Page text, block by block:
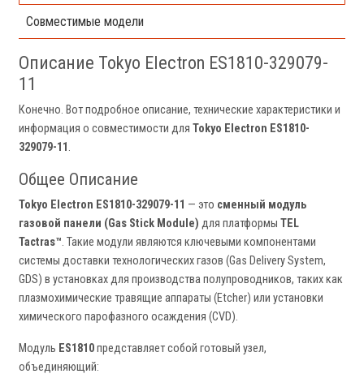
Совместимые модели
Описание Tokyo Electron ES1810-329079-
11
Конечно. Вот подробное описание, технические характеристики и
информация о совместимости для Tokyo Electron ES1810-
329079-11 .
Общее Описание
Tokyo Electron ES1810-329079-11 — это сменный модуль
газовой панели (Gas Stick Module) для платформы TEL
Tactras™. Такие модули являются ключевыми компонентами
системы доставки технологических газов (Gas Delivery System,
GDS) в установках для производства полупроводников, таких как
плазмохимические травящие аппараты (Etcher) или установки
химического парофазного осаждения (CVD).
Модуль ES1810представляет собой готовый узел,
объединяющий: